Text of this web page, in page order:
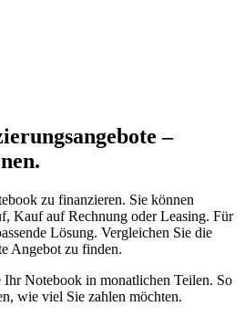
–
zu finanzieren. Sie können
Kauf auf Rechnung oder Leasing. Für
Lösung. Vergleichen Sie die
Angebot zu finden.
Notebook in monatlichen Teilen. So
wie viel Sie zahlen möchten.